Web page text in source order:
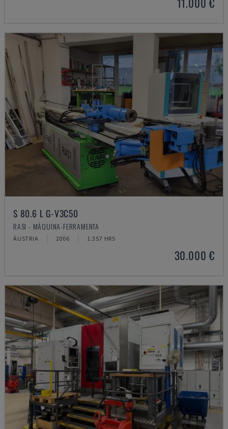
S 80.6 L G-V3C50
RASI - MÁQUINA-FERRAMENTA
ÁUSTRIA 2006 1.357 HRS
30.000 €